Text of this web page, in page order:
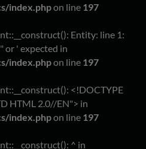
index.phpon line 197
Entity: line 1:
or ' expected in
index.phpon line 197
<!DOCTYPE
HTML 2.0//EN"> in
index.phpon line 197
^ in